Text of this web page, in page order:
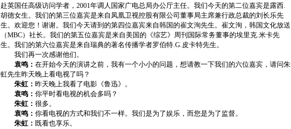
赴英国任高级访问学者，2001年调人国家广电总局办公厅主任。我们今天的第二位嘉宾是露西.
胡德女生。我们的第三位嘉宾是来自凤凰卫视控股有限公司董事局主席兼行政总裁的刘长乐先
生。欢迎您！谢谢。我们今天请到的第四位嘉宾来自韩国的崔文洵先生。崔文洵，韩国文化放送
（MBC）社长。我们的第五位嘉宾是来自美国的《综艺》周刊国际常务董事的埃里克.米卡先
生。我们的第六位嘉宾是来自瑞典的著名传播学者罗伯特.G.皮卡特先生。
我们再一次感谢他们。
袁鸣： 在开始今天的演讲之前，我有一个小小的问题，想请教一下我们的六位嘉宾，请问朱
虹先生昨天晚上看电视了吗？
朱虹： 昨天晚上我看了电影《鲁迅》。
袁鸣： 你平时看电视的机会多吗？
朱虹： 很多。
袁鸣： 你看电视的方式和我们不一样。我们是为了娱乐，而您是为了监督。
朱虹： 既看也享乐。